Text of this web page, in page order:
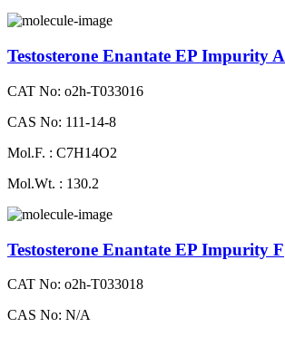
Testosterone Enantate EP Impurity A
CAT No: o2h-T033016
CAS No: 111-14-8
Mol.F. : C7H14O2
Mol.Wt. : 130.2
Testosterone Enantate EP Impurity F
CAT No: o2h-T033018
CAS No: N/A